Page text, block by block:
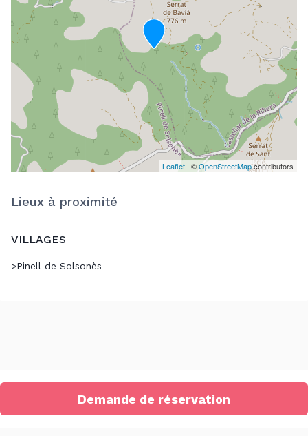
Leaflet | ©OpenStreetMapcontributors
Lieux à proximité
VILLAGES
>Pinell de Solsonès
Demande de réservation